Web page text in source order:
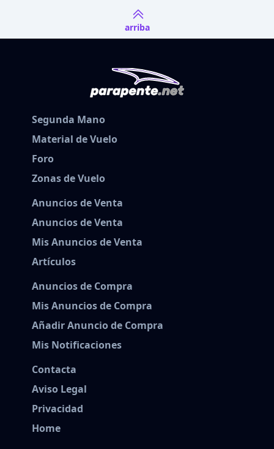
arriba
Segunda Mano
Material de Vuelo
Foro
Zonas de Vuelo
Anuncios de Venta
Anuncios de Venta
Mis Anuncios de Venta
Artículos
Anuncios de Compra
Mis Anuncios de Compra
Añadir Anuncio de Compra
Mis Notificaciones
Contacta
Aviso Legal
Privacidad
Home